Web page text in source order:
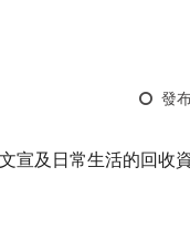
發
宣及日常生活的回收